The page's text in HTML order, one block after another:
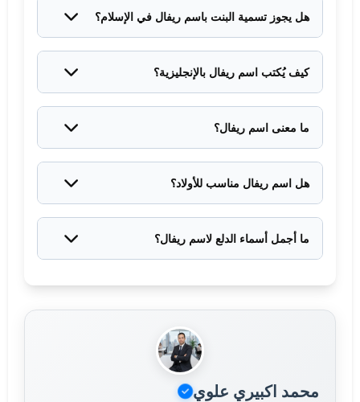
بمعنى جر الثوب وإطالته.
هل يجوز تسمية البنت باسم ريفال في الإسلام؟
يتعارض مع الشريعة الإسلامية.
كيف يُكتب اسم ريفال بالإنجليزية؟
ما معنى اسم ريفال؟
الواثقة المتبخترة.
هل اسم ريفال مناسب للأولاد؟
ما أجمل أسماء الدلع لاسم ريفال؟
محمد اكبيري علوي